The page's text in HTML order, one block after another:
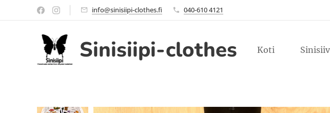
info@sinisiipi-clothes.fi 040-610 4121
Sinisiipi-clothes Koti